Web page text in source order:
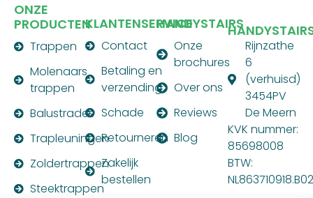
ONZE
PRODUCTEN
Trappen
Molenaars
trappen
Balustrades
Trapleuningen
Zoldertrappen
Steektrappen
KLANTENSERVICE
Contact
Betaling en
verzending
Schade
Retourneren
Zakelijk
bestellen
HANDYSTAIRS
Onze
brochures
Over ons
Reviews
Blog
Rijnzathe
6
(verhuisd)
3454PV
De Meern
KVK nummer:
85698008
BTW:
NL863710918.B02